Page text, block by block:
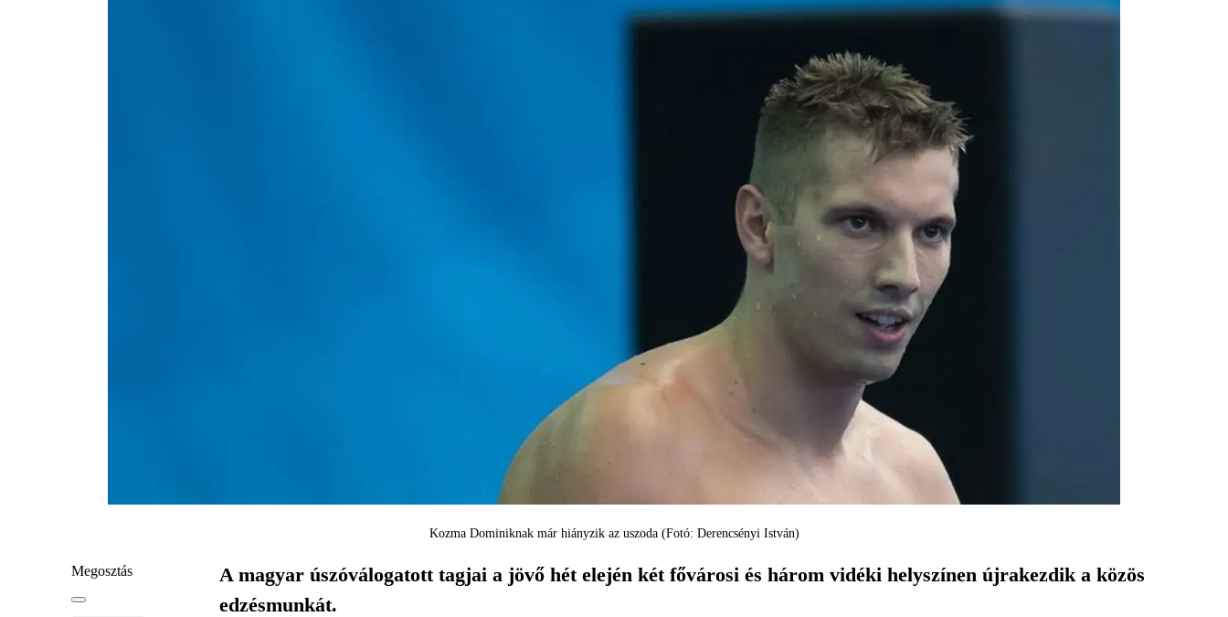
Kozma Dominiknak már hiányzik az uszoda (Fotó: Derencsényi István)
Megosztás
A magyar úszóválogatott tagjai a jövő hét elején két fővárosi és három vidéki helyszínen újrakezdik a közös
edzésmunkát.